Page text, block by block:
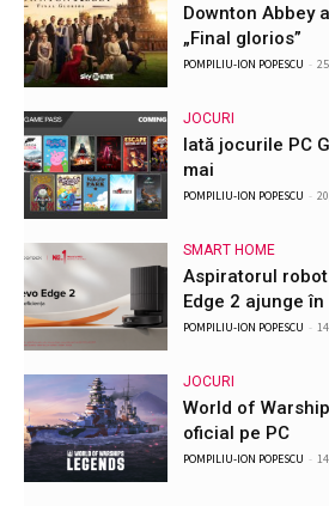
Downton Abbey
„Final glorios”
POMPILIU-ION POPESCU -
JOCURI
Iată jocurile PC
mai
POMPILIU-ION POPESCU -
SMART HOME
Aspiratorul
Edge 2 ajunge în
POMPILIU-ION POPESCU -
JOCURI
World of
oficial pe PC
POMPILIU-ION POPESCU -